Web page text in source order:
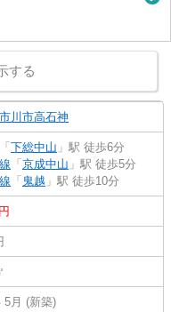
する
市川市高石神
「 下総中山 」駅 徒歩6分
「 京成中山 」駅 徒歩5分
「 鬼越 」駅 徒歩10分
5月 (新築)